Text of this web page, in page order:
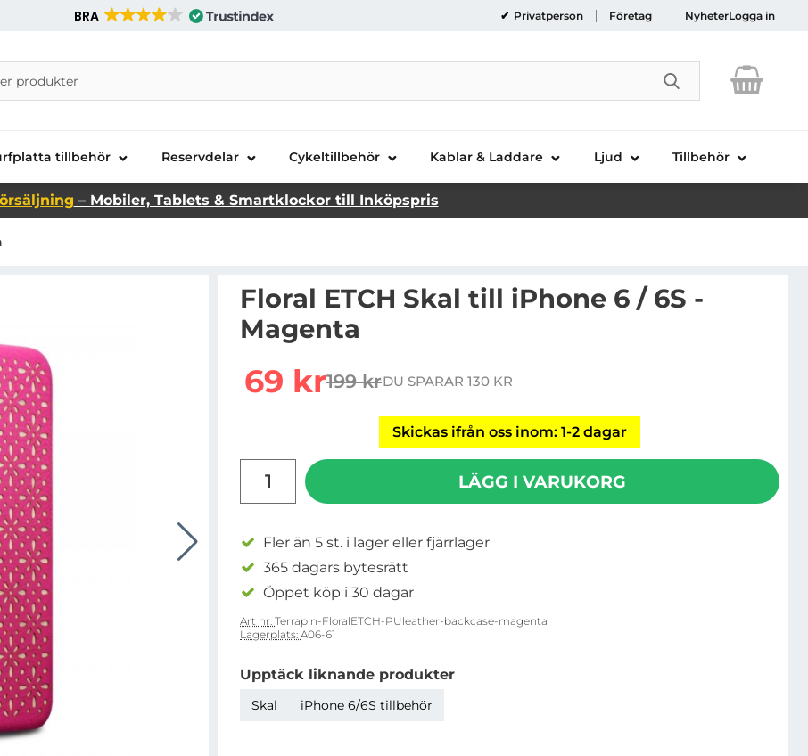
BRA Privatperson Företag NyheterLogga in
Telecom AB
Genomför
tillbehör Reservdelar Cykeltillbehör Kablar & Laddare Ljud Tillbehör
– Mobiler, Tablets & Smartklockor till Inköpspris
Floral ETCH Skal till iPhone 6 / 6S -
Magenta
rea pris
69 krtidigare pris
199 krDU SPARAR 130 KR
Skickas ifrån oss inom: 1-2 dagar
LÄGG I VARUKORG
Fler än 5 st. i lager eller fjärrlager
365 dagars bytesrätt
Öppet köp i 30 dagar
Art nr: Terrapin-FloralETCH-PUleather-backcase-magenta
Lagerplats: A06-61
Upptäck liknande produkter
Skal iPhone 6/6S tillbehör